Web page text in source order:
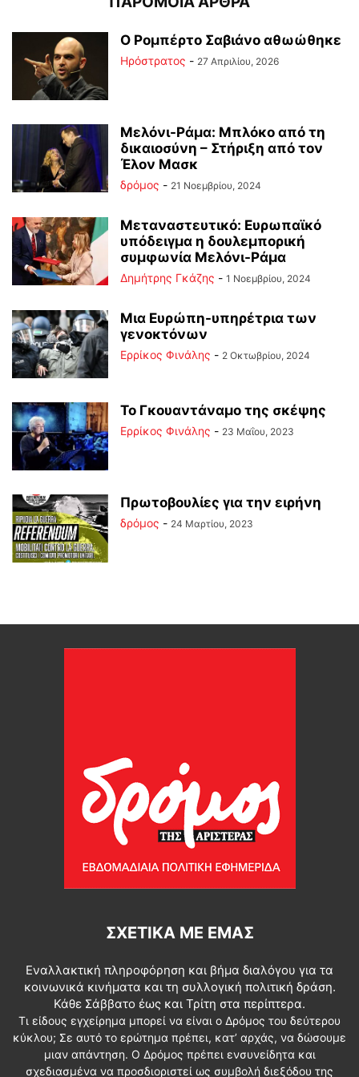
Ο Ρομπέρτο Σαβιάνο αθωώθηκε
Ηρόστρατος - 27 Απριλίου, 2026
Μελόνι-Ράμα: Μπλόκο από τη
δικαιοσύνη – Στήριξη από τον
Έλον Μασκ
δρόμος - 21 Νοεμβρίου, 2024
Μεταναστευτικό: Ευρωπαϊκό
υπόδειγμα η δουλεμπορική
συμφωνία Μελόνι-Ράμα
Δημήτρης Γκάζης - 1 Νοεμβρίου, 2024
Μια Ευρώπη-υπηρέτρια των
γενοκτόνων
Ερρίκος Φινάλης - 2 Οκτωβρίου, 2024
Το Γκουαντάναμο της σκέψης
Ερρίκος Φινάλης - 23 Μαΐου, 2023
Πρωτοβουλίες για την ειρήνη
δρόμος - 24 Μαρτίου, 2023
ΣΧΕΤΙΚΆ ΜΕ ΕΜΆΣ
Εναλλακτική πληροφόρηση και βήμα διαλόγου για τα
κοινωνικά κινήματα και τη συλλογική πολιτική δράση.
Κάθε Σάββατο έως και Τρίτη στα περίπτερα.
Τι είδους εγχείρημα μπορεί να είναι ο Δρόμος του δεύτερου
κύκλου; Σε αυτό το ερώτημα πρέπει, κατ’ αρχάς, να δώσουμε
μιαν απάντηση. Ο Δρόμος πρέπει ενσυνείδητα και
σχεδιασμένα να προσδιοριστεί ως συμβολή διεξόδου της